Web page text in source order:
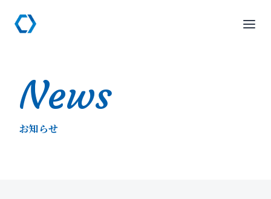
News
お知らせ